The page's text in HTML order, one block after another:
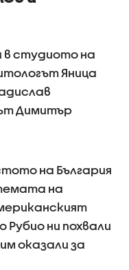
в студиото на
Яница
Димитър
на България
на
ни похвали
оказали за